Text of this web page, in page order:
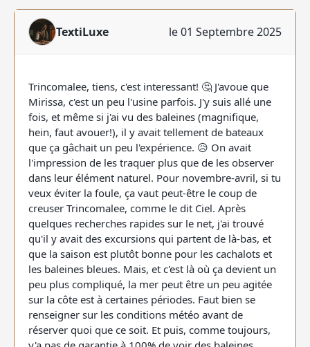
TextiLuxe le 01 Septembre 2025
Trincomalee, tiens, c'est interessant! 🤔 J'avoue que
Mirissa, c'est un peu l'usine parfois. J'y suis allé une
fois, et même si j'ai vu des baleines (magnifique,
hein, faut avouer!), il y avait tellement de bateaux
que ça gâchait un peu l'expérience. 😥 On avait
l'impression de les traquer plus que de les observer
dans leur élément naturel. Pour novembre-avril, si tu
veux éviter la foule, ça vaut peut-être le coup de
creuser Trincomalee, comme le dit Ciel. Après
quelques recherches rapides sur le net, j'ai trouvé
qu'il y avait des excursions qui partent de là-bas, et
que la saison est plutôt bonne pour les cachalots et
les baleines bleues. Mais, et c'est là où ça devient un
peu plus compliqué, la mer peut être un peu agitée
sur la côte est à certaines périodes. Faut bien se
renseigner sur les conditions météo avant de
réserver quoi que ce soit. Et puis, comme toujours,